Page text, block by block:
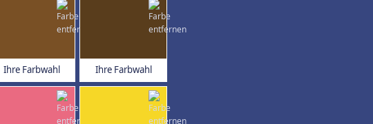
Ihre Farbwahl Ihre Farbwahl